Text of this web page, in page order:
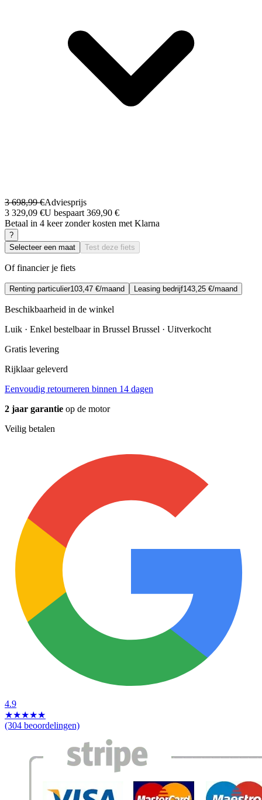
3 698,99 €Adviesprijs
3 329,09 €U bespaart 369,90 €
Betaal in 4 keer zonder kosten met Klarna
?
Selecteer een maat
Test deze fiets
Of financier je fiets
Renting particulier103,47 €/maand Leasing bedrijf143,25 €/maand
Beschikbaarheid in de winkel
Luik · Enkel bestelbaar in Brussel Brussel · Uitverkocht
Gratis levering
Rijklaar geleverd
Eenvoudig retourneren binnen 14 dagen
2 jaar garantie op de motor
Veilig betalen
4.9
★★★★★
(304 beoordelingen)